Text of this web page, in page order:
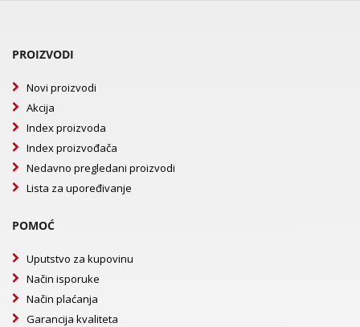
PROIZVODI
Novi proizvodi
Akcija
Index proizvoda
Index proizvođača
Nedavno pregledani proizvodi
Lista za upoređivanje
POMOĆ
Uputstvo za kupovinu
Način isporuke
Način plaćanja
Garancija kvaliteta